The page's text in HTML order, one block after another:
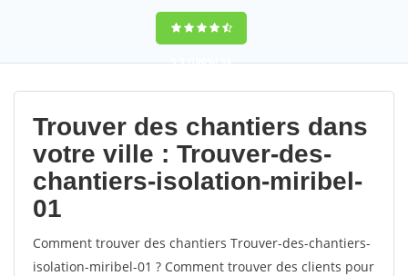
9,5(100%)94
votes
Trouver des chantiers dans
votre ville : Trouver-des-
chantiers-isolation-miribel-
01
Comment trouver des chantiers Trouver-des-chantiers-
isolation-miribel-01 ? Comment trouver des clients pour